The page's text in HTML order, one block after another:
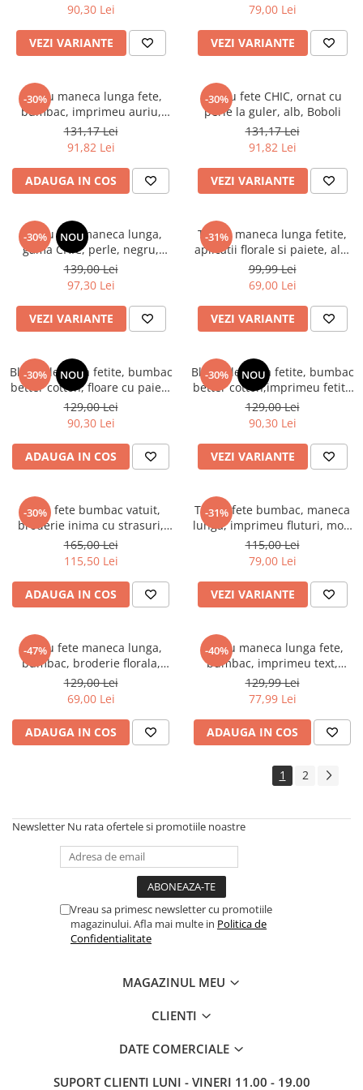
Rochite maneca lunga
Set 2/3 piese maneca lunga
Set 2/3 piese maneca scurta
Set tricou maneca scurta/Pantalon
Trening 2/3 piese primavara
Tricouri maneca lunga
90,30 Lei
VEZI VARIANTE
79,00 Lei
VEZI VARIANTE
-30%
Tricou maneca lunga fete,
bumbac, imprimeu auriu,
Boboli
131,17 Lei
91,82 Lei
ADAUGA IN COS
-30%
Tricou fete CHIC, ornat cu
perle la guler, alb, Boboli
131,17 Lei
91,82 Lei
VEZI VARIANTE
-30% NOU
Tricou fete maneca lunga,
gama CHIC, perle, negru,
Boboli
139,00 Lei
97,30 Lei
VEZI VARIANTE
-31%
Tricou maneca lunga fetite,
aplicatii florale si paiete, alb,
brand Boboli
99,99 Lei
69,00 Lei
VEZI VARIANTE
-30% NOU
Bluza eleganta fetite, bumbac
better cotton, floare cu paiete
si strasuri, alb natural, Boboli
129,00 Lei
90,30 Lei
ADAUGA IN COS
-30% NOU
Bluza eleganta fetite, bumbac
better cotton,imprimeu fetite
cu stasuri, alb natural, Boboli
129,00 Lei
90,30 Lei
VEZI VARIANTE
-30%
Bluza fete bumbac vatuit,
broderie inima cu strasuri,
roz, Boboli
165,00 Lei
115,50 Lei
ADAUGA IN COS
-31%
Tricou fete bumbac, maneca
lunga, imprimeu fluturi, mov,
brand Boboli
115,00 Lei
79,00 Lei
VEZI VARIANTE
-47%
Tricou fete maneca lunga,
bumbac, broderie florala,
ciclam, brand Boboli
129,00 Lei
69,00 Lei
ADAUGA IN COS
-40%
Tricou maneca lunga fete,
bumbac, imprimeu text,
strasuri, alb natural, brand
Boboli
129,99 Lei
77,99 Lei
ADAUGA IN COS
1 2
Newsletter Nu rata ofertele si promotiile noastre
Vreau sa primesc newsletter cu promotiile
magazinului. Afla mai multe in Politica de
Confidentialitate
MAGAZINUL MEU
CLIENTI
DATE COMERCIALE
SUPORT CLIENTI LUNI - VINERI 11.00 - 19.00